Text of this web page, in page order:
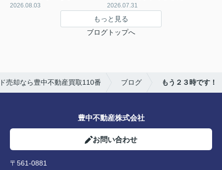
2026.08.03 2026.07.31
もっと見る
ブログトップへ
売却なら豊中不動産買取110番 ブログ もう２３時です！
豊中不動産株式会社
お問い合わせ
〒561-0881